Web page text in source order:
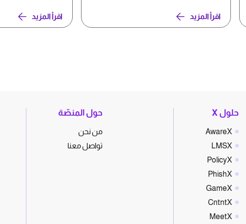
اقرأ المزيد اقرأ المزيد
حلول X
AwareX
LMSX
PolicyX
PhishX
GameX
CntntX
MeetX
حول المنصّة
من نحن
تواصل معنا